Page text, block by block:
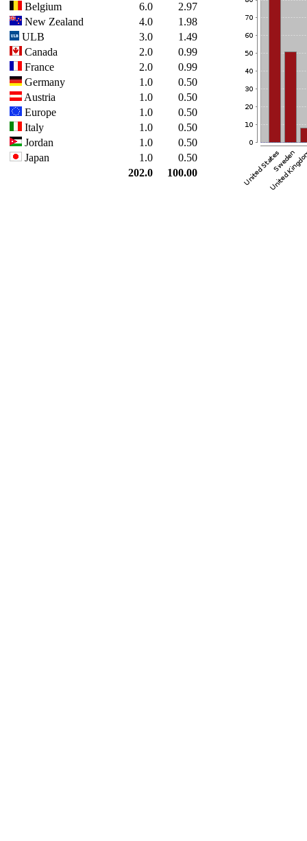
Belgium
6.0
2.97
New Zealand
4.0
1.98
ULB
3.0
1.49
Canada
2.0
0.99
France
2.0
0.99
Germany
1.0
0.50
Austria
1.0
0.50
Europe
1.0
0.50
Italy
1.0
0.50
Jordan
1.0
0.50
Japan
1.0
0.50
202.0
100.00